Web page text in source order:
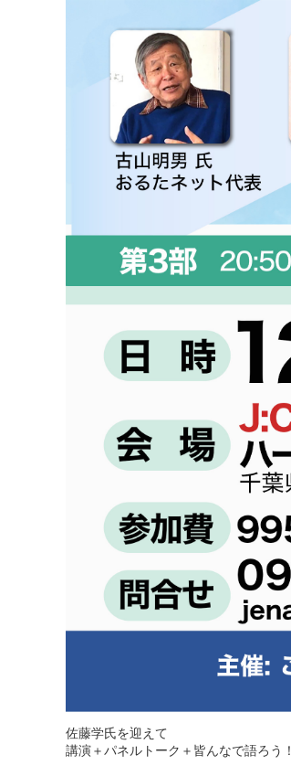
佐藤学氏を迎えて
講演＋パネルトーク＋皆んなで語ろう！